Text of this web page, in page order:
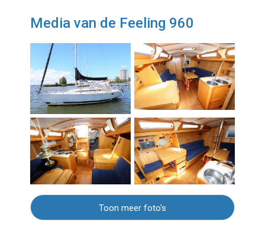
Media van de Feeling 960
Toon meer foto's